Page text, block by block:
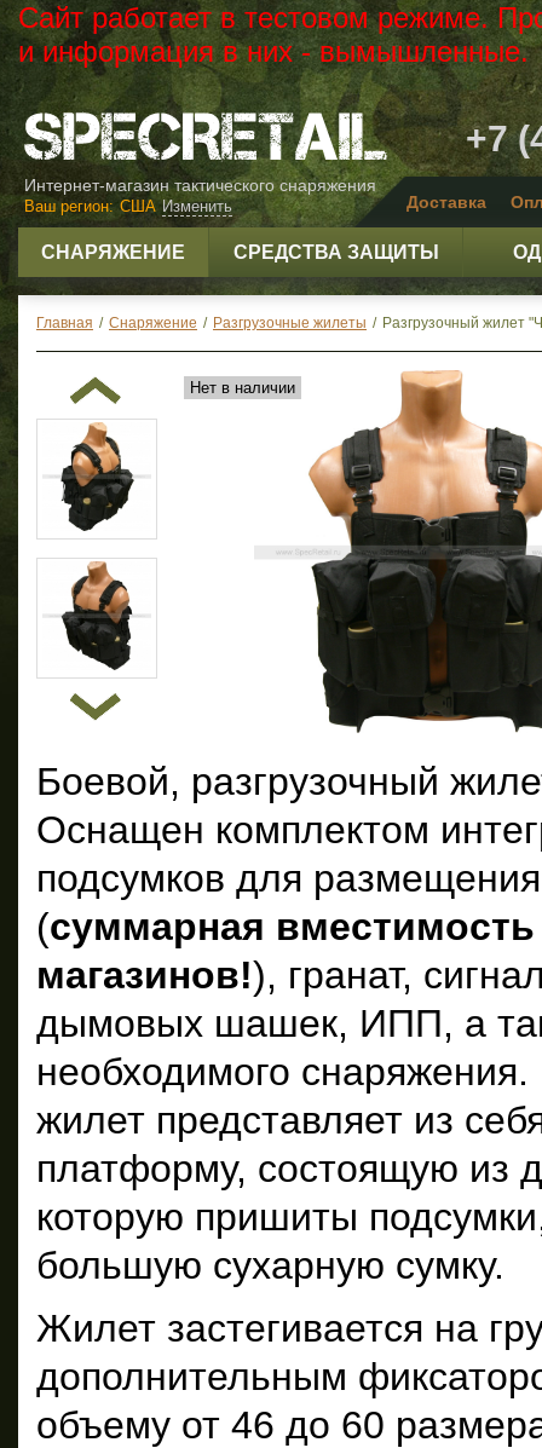
Сайт работает в тестовом режиме.
и информация в них - вымышленные.
Интернет-магазин тактического снаряжения
+7
Доставка
Изменить
Ваш регион: США
СНАРЯЖЕНИЕ СРЕДСТВА ЗАЩИТЫ
Главная / Снаряжение / Разгрузочные жилеты / Разгрузочный жилет
Нет в наличии
Боевой, разгрузочный
Оснащен комплектом
подсумков для
(суммарная
магазинов!), гранат,
дымовых шашек, ИПП, а
необходимого снаряжения.
жилет представляет из
платформу, состоящую из
которую пришиты
большую сухарную сумку.
Жилет застегивается на
дополнительным
объему от 46 до 60